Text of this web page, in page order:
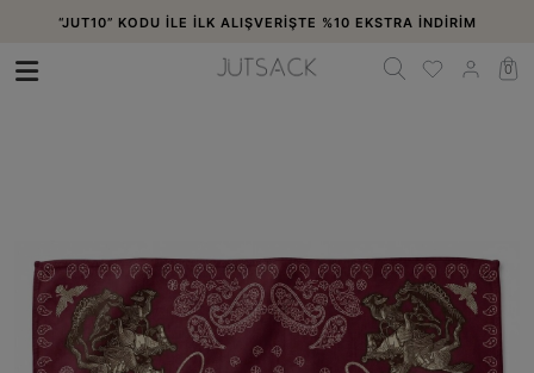
“JUT10” KODU İLE İLK ALIŞVERİŞTE %10 EKSTRA İNDİRİM
0